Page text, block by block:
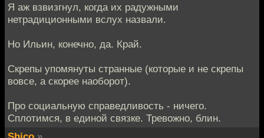
Я аж взвизгнул, когда их радужными
нетрадиционными вслух назвали.
Но Ильин, конечно, да. Край.
Скрепы упомянуты странные (которые и не скрепы
вовсе, а скорее наоборот).
Про социальную справедливость - ничего.
Сплотимся, в единой связке. Тревожно, блин.